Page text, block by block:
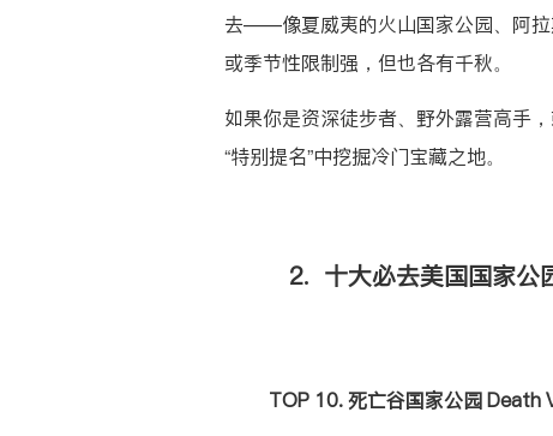
去——像夏威夷的火山国家公园、阿
或季节性限制强，但也各有千秋。
如果你是资深徒步者、野外露营高手
“特别提名”中挖掘冷门宝藏之地。
2. 十大必去美国国家公
TOP 10. 死亡谷国家公园 Death